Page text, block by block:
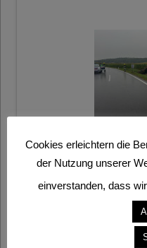
Cookies erleichtern die
der Nutzung unserer
einverstanden, dass